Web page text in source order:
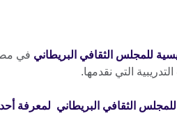
للمجلس الثقافي البريطاني في
التي نقدمها.
الثقافي البريطاني لمعرفة